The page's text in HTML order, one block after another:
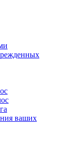
ваших